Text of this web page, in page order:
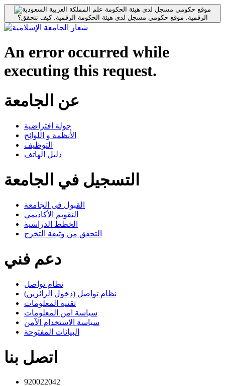
موقع حكومي مسجل لدى هيئة الحكومة
الرقمية. موقع حكومي مسجل لدى هيئة الحكومة الرقمية.كيف تتحقق؟
An error occurred while
executing this request.
عن الجامعة
جولة افتراضية
الأنظمة و اللوائح
التوظيف
دليل الهاتف
التسجيل في الجامعة
القبول فى الجامعة
التقويم الأكاديمي
الخطط الدراسية
التحقق من وثيقة التخرج
دعم فني
نظام تواصل
نظام تواصل (دخول الزائرين)
تقنية المعلومات
سياسة امن المعلومات
سياسة الاستخدام الآمن
البيانات المفتوحة
اتصل بنا
920022042